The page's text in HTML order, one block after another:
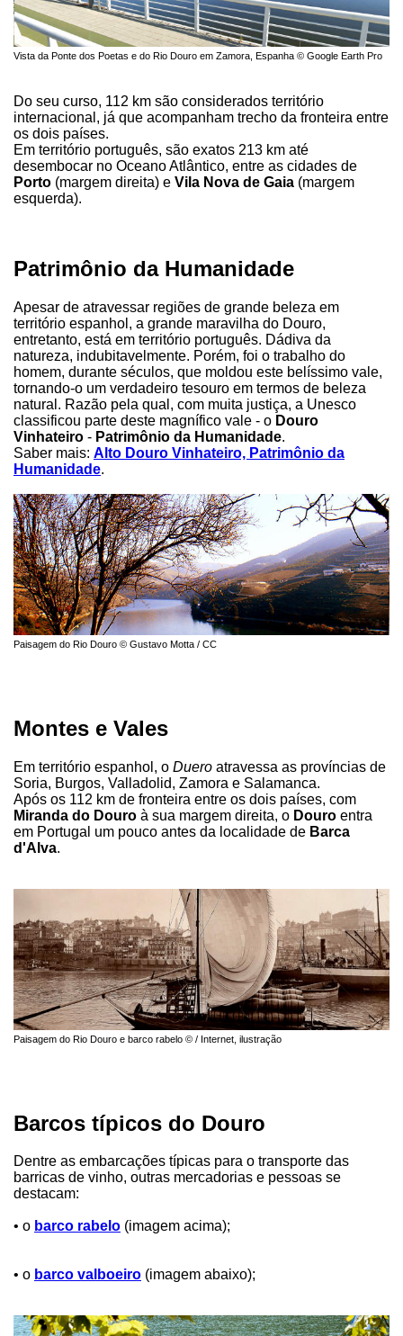
Vista da Ponte dos Poetas e do Rio Douro em Zamora, Espanha © Google Earth Pro
Do seu curso, 112 km são considerados território
internacional, já que acompanham trecho da fronteira entre
os dois países.
Em território português, são exatos 213 km até
desembocar no Oceano Atlântico, entre as cidades de
Porto (margem direita) e Vila Nova de Gaia (margem
esquerda).
Patrimônio da Humanidade
Apesar de atravessar regiões de grande beleza em
território espanhol, a grande maravilha do Douro,
entretanto, está em território português. Dádiva da
natureza, indubitavelmente. Porém, foi o trabalho do
homem, durante séculos, que moldou este belíssimo vale,
tornando-o um verdadeiro tesouro em termos de beleza
natural. Razão pela qual, com muita justiça, a Unesco
classificou parte deste magnífico vale - o Douro
Vinhateiro - Patrimônio da Humanidade.
Saber mais: Alto Douro Vinhateiro, Patrimônio da
Humanidade.
Paisagem do Rio Douro © Gustavo Motta / CC
Montes e Vales
Em território espanhol, o Duero atravessa as províncias de
Soria, Burgos, Valladolid, Zamora e Salamanca.
Após os 112 km de fronteira entre os dois países, com
Miranda do Douro à sua margem direita, o Douro entra
em Portugal um pouco antes da localidade de Barca
d'Alva.
Paisagem do Rio Douro e barco rabelo © / Internet, ilustração
Barcos típicos do Douro
Dentre as embarcações típicas para o transporte das
barricas de vinho, outras mercadorias e pessoas se
destacam:
• o barco rabelo (imagem acima);
• o barco valboeiro (imagem abaixo);